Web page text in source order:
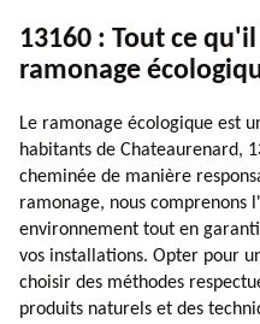
13160 : Tout ce
ramonage
Le ramonage écologique est
habitants de Chateaurenard,
cheminée de manière
ramonage, nous
environnement tout en
vos installations. Opter pour
choisir des méthodes
produits naturels et des